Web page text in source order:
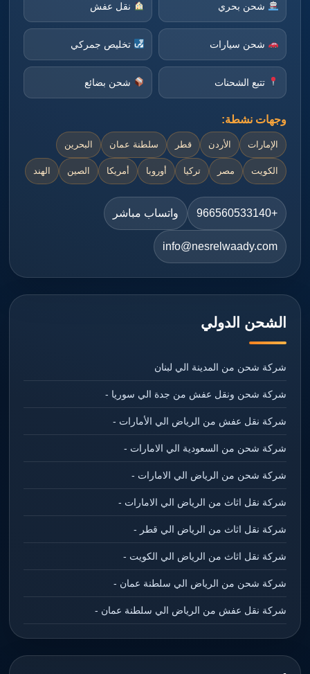
شحن بحري نقل عفش
شحن سيارات تخليص جمركي
تتبع الشحنات شحن بضائع
وجهات نشطة:
الإمارات الأردن قطر سلطنة عمان البحرين
الكويت مصر تركيا أوروبا أمريكا الصين الهند
+966560533140 واتساب مباشر
info@nesrelwaady.com
الشحن الدولي
شركة شحن من المدينة الي لبنان
شركة شحن ونقل عفش من جدة الي سوريا -
شركة نقل عفش من الرياض الي الأمارات -
شركة شحن من السعودية الي الامارات -
شركة شحن من الرياض الي الامارات -
شركة نقل اثاث من الرياض الي الامارات -
شركة نقل اثاث من الرياض الي قطر -
شركة نقل اثاث من الرياض الي الكويت -
شركة شحن من الرياض الي سلطنة عمان -
شركة نقل عفش من الرياض الي سلطنة عمان -